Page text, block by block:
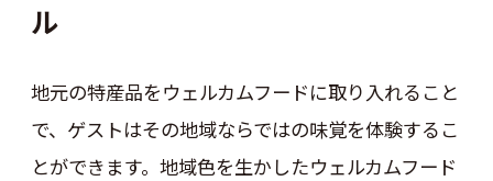
ル
地元の特産品をウェルカムフードに取り入れること
で、ゲストはその地域ならではの味覚を体験するこ
とができます。地域色を生かしたウェルカムフード